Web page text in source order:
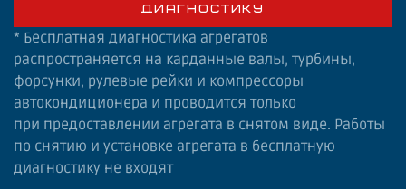
ДИАГНОСТИКУ
* Бесплатная диагностика агрегатов
распространяется на карданные валы, турбины,
форсунки, рулевые рейки и компрессоры
автокондиционера и проводится только
при предоставлении агрегата в снятом виде. Работы
по снятию и установке агрегата в бесплатную
диагностику не входят